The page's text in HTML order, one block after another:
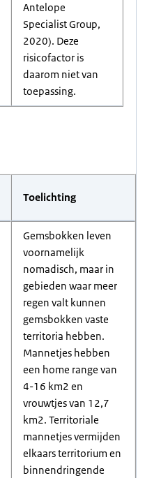
Antelope
Specialist Group,
2020). Deze
risicofactor is
daarom niet van
toepassing.
Toelichting
Gemsbokken leven
voornamelijk
nomadisch, maar in
gebieden waar meer
regen valt kunnen
gemsbokken vaste
territoria hebben.
Mannetjes hebben
een home range van
4-16 km2 en
vrouwtjes van 12,7
km2. Territoriale
mannetjes vermijden
elkaars territorium en
binnendringende